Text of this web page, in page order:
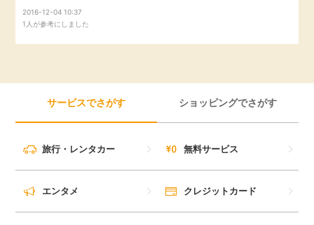
即日還元
ゲーム
買い物
モニター
暮らし
学び
2016-12-04 10:37
1人が参考にしました
サービスでさがす ショッピングでさがす
旅行・レンタカー 無料サービス
エンタメ クレジットカード